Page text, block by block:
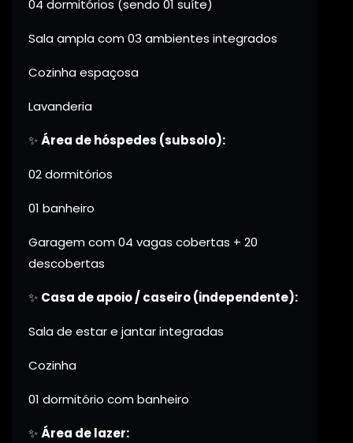
04 dormitórios (sendo 01 suíte)
Sala ampla com 03 ambientes integrados
Cozinha espaçosa
Lavanderia
✨Área de hóspedes (subsolo):
02 dormitórios
01 banheiro
Garagem com 04 vagas cobertas + 20
descobertas
✨ Casa de apoio / caseiro (independente):
Sala de estar e jantar integradas
Cozinha
01 dormitório com banheiro
✨Área de lazer: